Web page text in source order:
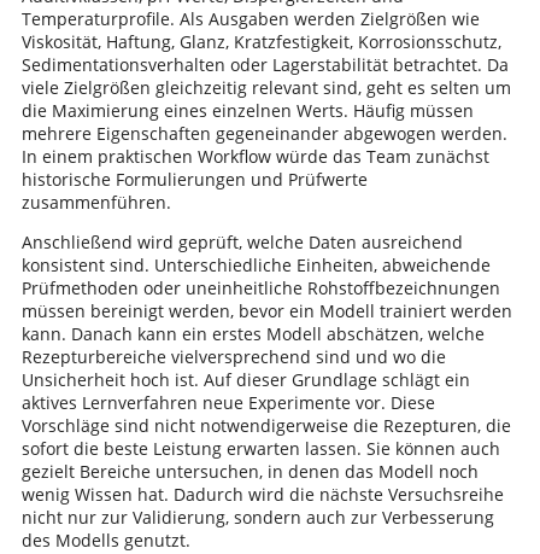
Temperaturprofile. Als Ausgaben werden Zielgrößen wie
Viskosität, Haftung, Glanz, Kratzfestigkeit, Korrosionsschutz,
Sedimentationsverhalten oder Lagerstabilität betrachtet. Da
viele Zielgrößen gleichzeitig relevant sind, geht es selten um
die Maximierung eines einzelnen Werts. Häufig müssen
mehrere Eigenschaften gegeneinander abgewogen werden.
In einem praktischen Workflow würde das Team zunächst
historische Formulierungen und Prüfwerte
zusammenführen.
Anschließend wird geprüft, welche Daten ausreichend
konsistent sind. Unterschiedliche Einheiten, abweichende
Prüfmethoden oder uneinheitliche Rohstoffbezeichnungen
müssen bereinigt werden, bevor ein Modell trainiert werden
kann. Danach kann ein erstes Modell abschätzen, welche
Rezepturbereiche vielversprechend sind und wo die
Unsicherheit hoch ist. Auf dieser Grundlage schlägt ein
aktives Lernverfahren neue Experimente vor. Diese
Vorschläge sind nicht notwendigerweise die Rezepturen, die
sofort die beste Leistung erwarten lassen. Sie können auch
gezielt Bereiche untersuchen, in denen das Modell noch
wenig Wissen hat. Dadurch wird die nächste Versuchsreihe
nicht nur zur Validierung, sondern auch zur Verbesserung
des Modells genutzt.